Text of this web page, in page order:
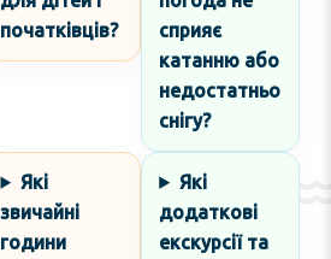
початківців?
сприяє
катанню або
недостатньо
снігу?
Які
звичайні
години
Які
додаткові
екскурсії та